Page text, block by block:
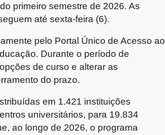
primeiro semestre de 2026. As
até sexta-feira (6).
pelo Portal Único de Acesso ao
Durante o período de
de curso e alterar as
do prazo.
em 1.421 instituições
universitários, para 19.834
ao longo de 2026, o programa